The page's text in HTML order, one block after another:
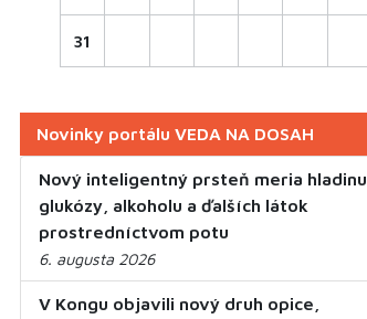
31
Novinky portálu VEDA NA DOSAH
Nový inteligentný prsteň meria hladinu
glukózy, alkoholu a ďalších látok
prostredníctvom potu
6. augusta 2026
V Kongu objavili nový druh opice,